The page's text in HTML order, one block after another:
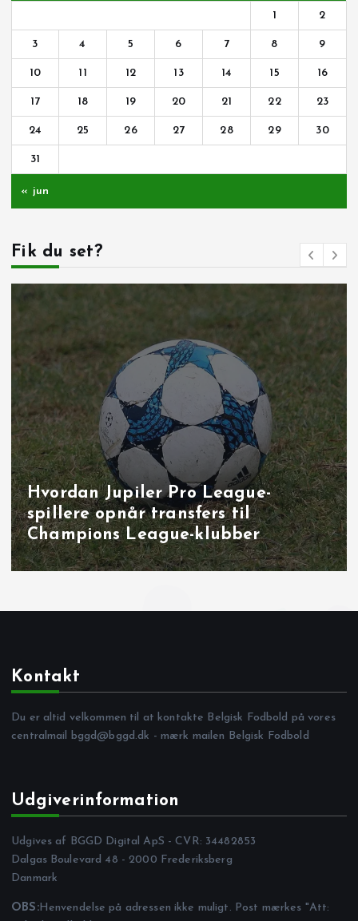
1 2
3 4 5 6 7 8 9
10 11 12 13 14 15 16
17 18 19 20 21 22 23
24 25 26 27 28 29 30
31
« jun
Fik du set?
Målbrag i runde 40: overbevisende
udladninger i Brugge, Sint‑Truiden
og på Joseph Marien
Kontakt
Du er altid velkommen til at kontakte Belgisk Fodbold på vores
centralmail bggd@bggd.dk - mærk mailen Belgisk Fodbold
Udgiverinformation
Udgives af BGGD Digital ApS - CVR: 34482853
Dalgas Boulevard 48 - 2000 Frederiksberg
Danmark
OBS:Henvendelse på adressen ikke muligt. Post mærkes "Att: